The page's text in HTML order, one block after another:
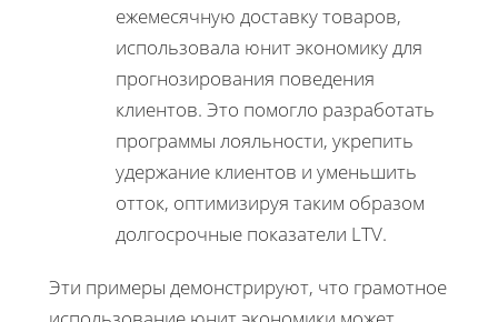
ежемесячную доставку товаров,
использовала юнит экономику для
прогнозирования поведения
клиентов. Это помогло разработать
программы лояльности, укрепить
удержание клиентов и уменьшить
отток, оптимизируя таким образом
долгосрочные показатели LTV.
Эти примеры демонстрируют, что грамотное